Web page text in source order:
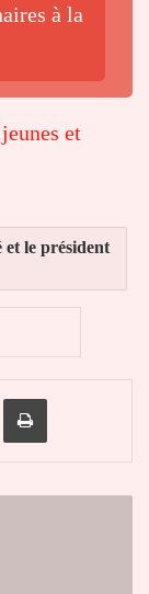
à la
et
et le président
par email Imprimer